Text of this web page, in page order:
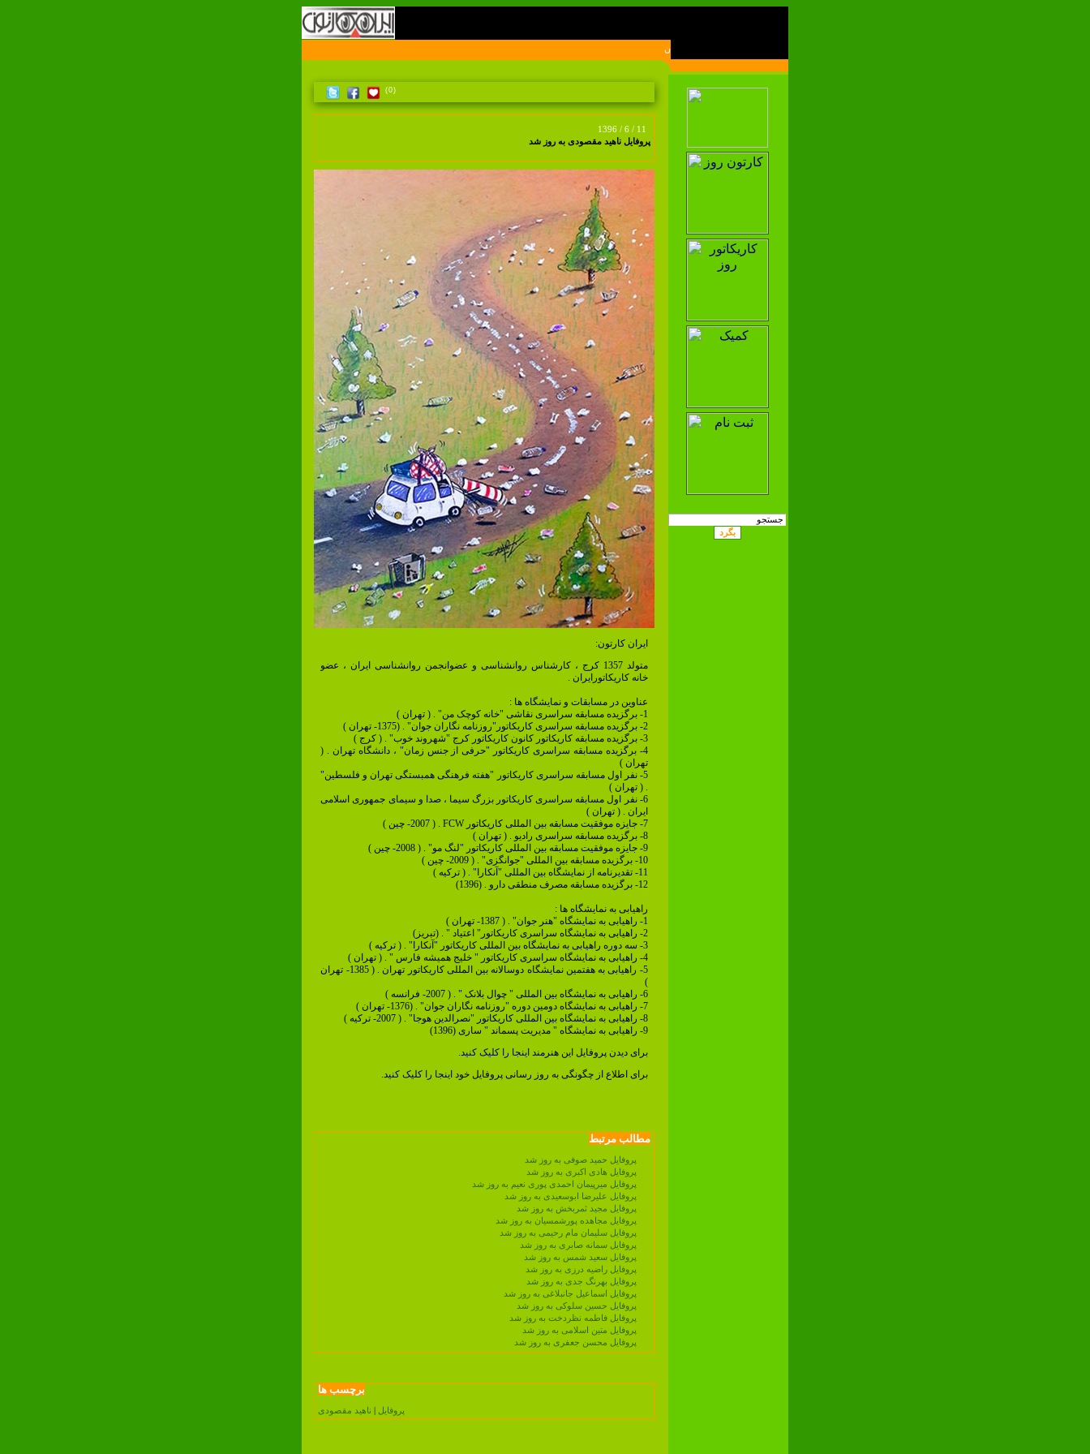
(0)
1396 / 6 / 11
پروفایل ناهید مقصودی به روز شد
ایران کارتون:
متولد 1357 کرج ، کارشناس روانشناسی و عضوانجمن روانشناسی ایران ، عضو
خانه کاریکاتورایران .
عناوین در مسابقات و نمایشگاه ها :
1- برگزیده مسابقه سراسری نقاشی "خانه کوچک من" . ( تهران )
2- برگزیده مسابقه سراسری کاریکاتور"روزنامه نگاران جوان" . (1375- تهران )
3- برگزیده مسابقه کاریکاتور کانون کاریکاتور کرج "شهروند خوب" . ( کرج )
4- برگزیده مسابقه سراسری کاریکاتور "حرفی از جنس زمان" ، دانشگاه تهران . (
تهران )
5- نفر اول مسابقه سراسری کاریکاتور "هفته فرهنگی همبستگی تهران و فلسطین"
. ( تهران )
6- نفر اول مسابقه سراسری کاریکاتور بزرگ سیما ، صدا و سیمای جمهوری اسلامی
ایران . ( تهران )
7- جایزه موفقیت مسابقه بین المللی کاریکاتور FCW . ( 2007- چین )
8- برگزیده مسابقه سراسری رادیو . ( تهران )
9- جایزه موفقیت مسابقه بین المللی کاریکاتور "لنگ مو" . ( 2008- چین )
10- برگزیده مسابقه بین المللی "جوانگزی" . ( 2009- چین )
11- تقدیرنامه از نمایشگاه بین المللی "آنکارا" . ( ترکیه )
12- برگزیده مسابقه مصرف منطقی دارو . (1396)
راهیابی به نمایشگاه ها :
1- راهیابی به نمایشگاه "هنر جوان" . ( 1387- تهران )
2- راهیابی به نمایشگاه سراسری کاریکاتور" اعتیاد " . (تبریز)
3- سه دوره راهیابی به نمایشگاه بین المللی کاریکاتور "آنکارا" . ( ترکیه )
4- راهیابی به نمایشگاه سراسری کاریکاتور " خلیج همیشه فارس " . ( تهران )
5- راهیابی به هفتمین نمایشگاه دوسالانه بین المللی کاریکاتور تهران . ( 1385- تهران
)
6- راهیابی به نمایشگاه بین المللی " چوال بلانک " . ( 2007- فرانسه )
7- راهیابی به نمایشگاه دومین دوره "روزنامه نگاران جوان" . (1376- تهران )
8- راهیابی به نمایشگاه بین المللی کاریکاتور "نصرالدین هوجا" . ( 2007- ترکیه )
9- راهیابی به نمایشگاه " مدیریت پسماند " ساری (1396)
برای دیدن پروفایل این هنرمنداینجا را کلیک کنید.
برای اطلاع از چگونگی به روز رسانی پروفایل خوداینجا را کلیک کنید.
مطالب مرتبط
پروفایل حمید صوفی به روز شد
پروفایل هادی اکبری به روز شد
پروفایل میرپیمان احمدی پوری نعیم به روز شد
پروفایل علیرضا ابوسعیدی به روز شد
پروفایل مجید ثمربخش به روز شد
پروفایل مجاهده پورشمسیان به روز شد
پروفایل سلیمان مام رحیمی به روز شد
پروفایل سمانه صابری به روز شد
پروفایل سعید شمس به روز شد
پروفایل راضیه درزی به روز شد
پروفایل بهرنگ جدی به روز شد
پروفایل اسماعیل جانبلاغی به روز شد
پروفایل حسین سلوکی به روز شد
پروفایل فاطمه نظردخت به روز شد
پروفایل متین اسلامی به روز شد
پروفایل محسن جعفری به روز شد
برچسب ها
پروفایل ناهید مقصودی